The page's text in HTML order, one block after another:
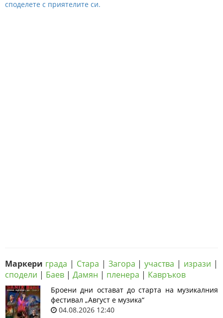
споделете с приятелите си.
Маркери града | Стара | Загора |участва | изрази |
сподели | Баев | Дамян | пленера | Кавръков
Броени дни остават до старта на музикалния
фестивал „Август е музика“
04.08.2026 12:40